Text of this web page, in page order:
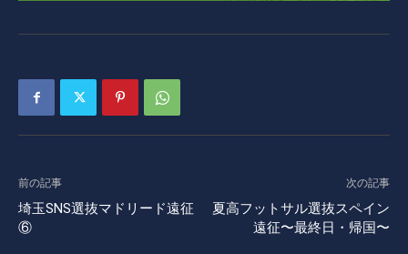
前の記事
埼玉SNS選抜マドリード遠征
⑥
次の記事
夏高フットサル選抜スペイン
遠征〜最終日・帰国〜